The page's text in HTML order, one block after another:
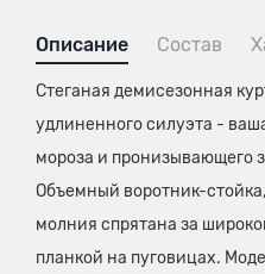
Описание Состав
Стеганая демисезонная
удлиненного силуэта -
мороза и пронизывающего
Объемный воротник-
молния спрятана за
планкой на пуговицах.